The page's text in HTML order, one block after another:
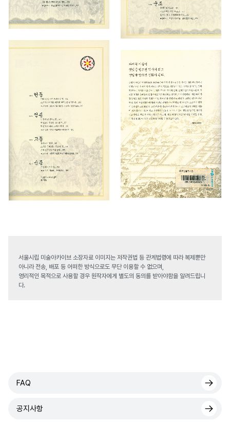
서울시립 미술아카이브 소장자료 이미지는 저작권법 등 관계법령에 따라 복제뿐만
아니라 전송, 배포 등 어떠한 방식으로도 무단 이용할 수 없으며,
영리적인 목적으로 사용할 경우 원작자에게 별도의 동의를 받아야함을 알려드립니
다.
FAQ
공지사항